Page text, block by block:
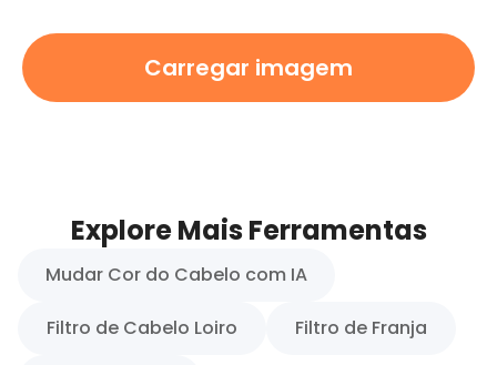
Carregar imagem
Explore Mais Ferramentas
Mudar Cor do Cabelo com IA
Filtro de Cabelo Loiro Filtro de Franja